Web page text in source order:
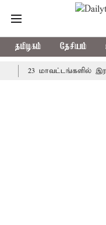
தமிழகம் தேசியம்
23 மாவட்டங்களில் இரவு 7